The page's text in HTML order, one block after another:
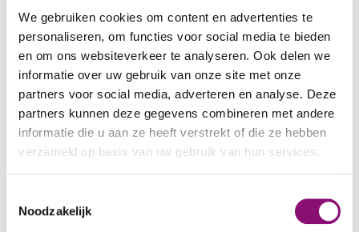
We gebruiken cookies om content en advertenties te
personaliseren, om functies voor social media te bieden
en om ons websiteverkeer te analyseren. Ook delen we
informatie over uw gebruik van onze site met onze
partners voor social media, adverteren en analyse. Deze
partners kunnen deze gegevens combineren met andere
informatie die u aan ze heeft verstrekt of die ze hebben
verzameld op basis van uw gebruik van hun services.
kunnen ontvangen en verwerken.
Noodzakelijk
Jason is deelnemer en hij vertelt: "Ik werk al
bijna 8 jaar bij EdLoket. Naast begrijpelijke taal
werk ik aan mijn persoonlijke ontwikkeling. Ik
heb al veel geleerd."
Joyce, ook deelnemer, wil graag leren
presenteren voor een groep. Ook dat kan bij
Meedoen begint met begrijpen waar het